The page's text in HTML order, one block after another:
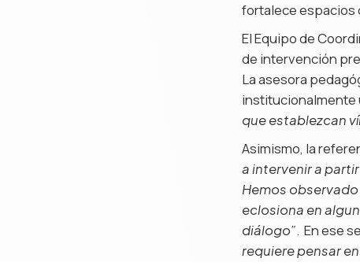
fortalece espacios
El Equipo de
de intervención
La asesora
institucionalmente
que establezcan
Asimismo, la
a intervenir a
Hemos
eclosiona en
diálogo”. En ese
requiere pensar